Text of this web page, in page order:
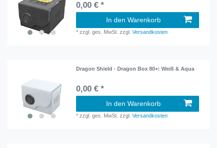
0,00 € *
In den Warenkorb
*zzgl. ges. MwSt. zzgl.Versandkosten
Dragon Shield - Dragon Box 80+: Weiß & Aqua
0,00 € *
In den Warenkorb
*zzgl. ges. MwSt. zzgl.Versandkosten